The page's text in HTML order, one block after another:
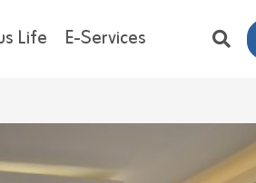
Life E-Services